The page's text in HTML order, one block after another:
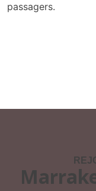
passagers.